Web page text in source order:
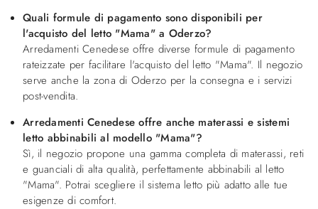
Quali formule di pagamento sono disponibili per
l'acquisto del letto "Mama" a Oderzo?
Arredamenti Cenedese offre diverse formule di pagamento
rateizzate per facilitare l'acquisto del letto "Mama". Il negozio
serve anche la zona di Oderzo per la consegna e i servizi
post-vendita.
Arredamenti Cenedese offre anche materassi e sistemi
letto abbinabili al modello "Mama"?
Sì, il negozio propone una gamma completa di materassi, reti
e guanciali di alta qualità, perfettamente abbinabili al letto
"Mama". Potrai scegliere il sistema letto più adatto alle tue
esigenze di comfort.